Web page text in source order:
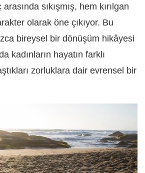
sıkışmış, hem kırılgan
olarak öne çıkıyor. Bu
bireysel bir dönüşüm hikâyesi
kadınların hayatın farklı
zorluklara dair evrensel bir